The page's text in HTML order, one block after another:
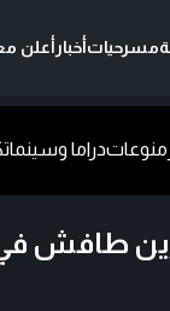
مسرحياتأخبارأعلن
منوعاتدراما وسينما